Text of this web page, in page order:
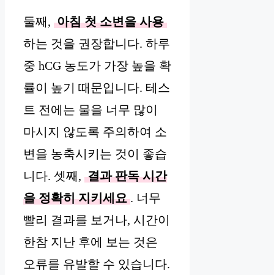
둘째, 아침 첫 소변을 사용
하는 것을 권장합니다. 하루
중 hCG 농도가 가장 높을 확
률이 높기 때문입니다. 테스
트 전에는 물을 너무 많이
마시지 않도록 주의하여 소
변을 농축시키는 것이 좋습
니다. 셋째, 결과 판독 시간
을 정확히 지키세요 . 너무
빨리 결과를 보거나, 시간이
한참 지난 후에 보는 것은
오류를 유발할 수 있습니다.